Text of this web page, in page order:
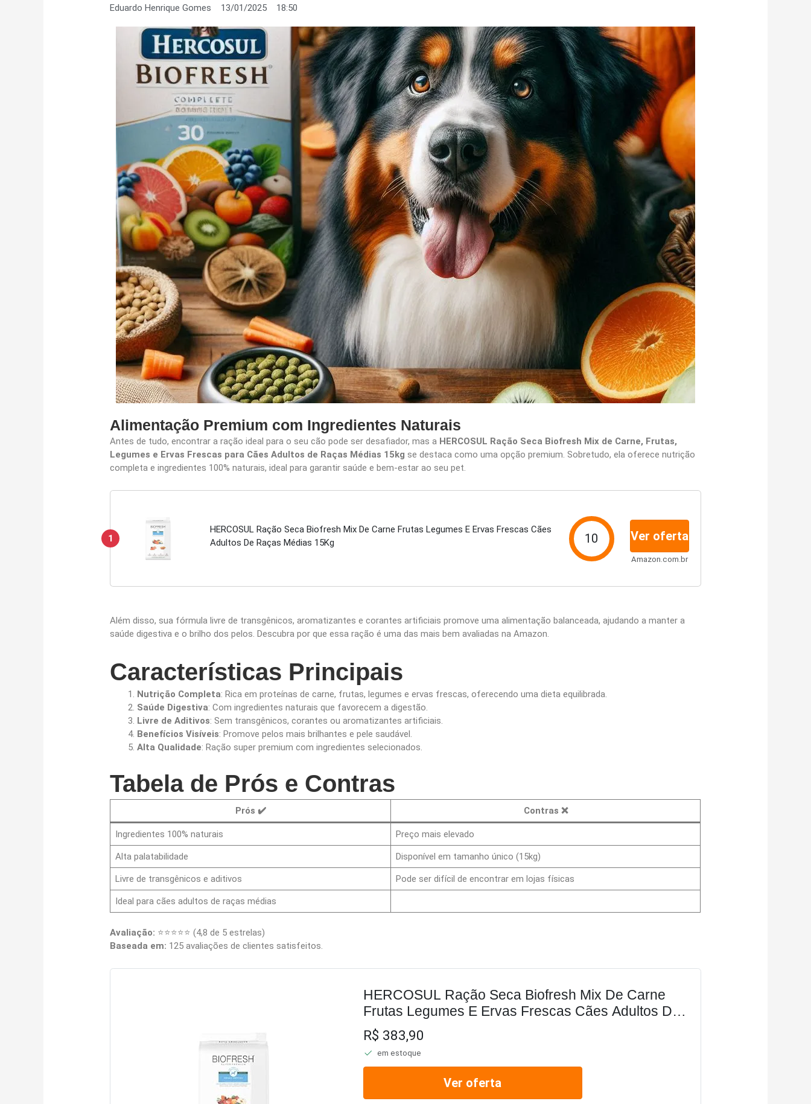
Eduardo Henrique Gomes 13/01/2025 18:50
Alimentação Premium com Ingredientes Naturais
Antes de tudo, encontrar a ração ideal para o seu cão pode ser desafiador, mas a HERCOSUL Ração Seca Biofresh Mix de Carne, Frutas,
Legumes e Ervas Frescas para Cães Adultos de Raças Médias 15kg se destaca como uma opção premium. Sobretudo, ela oferece nutrição
completa e ingredientes 100% naturais, ideal para garantir saúde e bem-estar ao seu pet.
1
HERCOSUL Ração Seca Biofresh Mix De Carne Frutas Legumes E Ervas Frescas Cães
Adultos De Raças Médias 15Kg
10 Ver oferta
Amazon.com.br
Além disso, sua fórmula livre de transgênicos, aromatizantes e corantes artificiais promove uma alimentação balanceada, ajudando a manter a
saúde digestiva e o brilho dos pelos. Descubra por que essa ração é uma das mais bem avaliadas na Amazon.
Características Principais
Nutrição Completa: Rica em proteínas de carne, frutas, legumes e ervas frescas, oferecendo uma dieta equilibrada.
Saúde Digestiva: Com ingredientes naturais que favorecem a digestão.
Livre de Aditivos: Sem transgênicos, corantes ou aromatizantes artificiais.
Benefícios Visíveis: Promove pelos mais brilhantes e pele saudável.
Alta Qualidade: Ração super premium com ingredientes selecionados.
Tabela de Prós e Contras
Prós ✔️ Contras ❌
Ingredientes 100% naturais Preço mais elevado
Alta palatabilidade Disponível em tamanho único (15kg)
Livre de transgênicos e aditivos Pode ser difícil de encontrar em lojas físicas
Ideal para cães adultos de raças médias
Avaliação: ⭐⭐⭐⭐⭐ (4,8 de 5 estrelas)
Baseada em: 125 avaliações de clientes satisfeitos.
HERCOSUL Ração Seca Biofresh Mix De Carne
Frutas Legumes E Ervas Frescas Cães Adultos De
Raças Médias 15Kg
R$ 383,90
em estoque
Ver oferta